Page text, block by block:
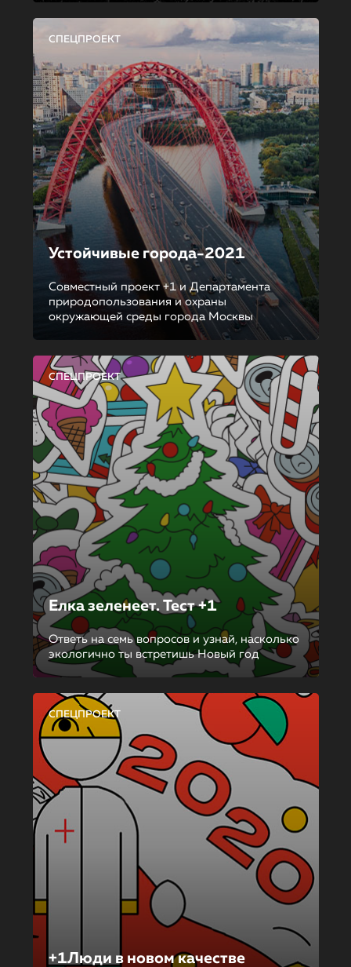
СПЕЦПРОЕКТ
Устойчивые города-2021
Совместный проект +1 и Департамента
природопользования и охраны
окружающей среды города Москвы
СПЕЦПРОЕКТ
Елка зеленеет. Тест +1
Ответь на семь вопросов и узнай, насколько
экологично ты встретишь Новый год
СПЕЦПРОЕКТ
+1Люди в новом качестве